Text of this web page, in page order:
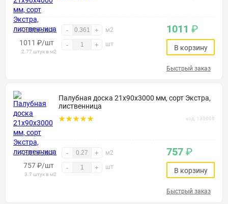
2800 ₽/м2 - + м2
1011 ₽/шт
2.77 штук в м2
- + шт
1011 ₽
В корзину
Быстрый заказ
Палубная доска 21х90х3000 мм, сорт Экстра,
лиственница
код: 130008
2801 ₽/м2 - + м2
757₽/шт
3.7 штук в м2
- + шт
757 ₽
В корзину
Быстрый заказ